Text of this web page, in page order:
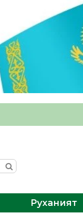
Руханият